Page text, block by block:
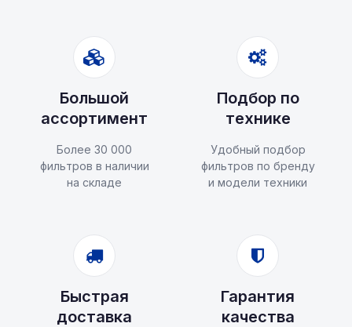
Большой
ассортимент
Более 30 000
фильтров в наличии
на складе
Подбор по
технике
Удобный подбор
фильтров по бренду
и модели техники
Быстрая
доставка
Гарантия
качества